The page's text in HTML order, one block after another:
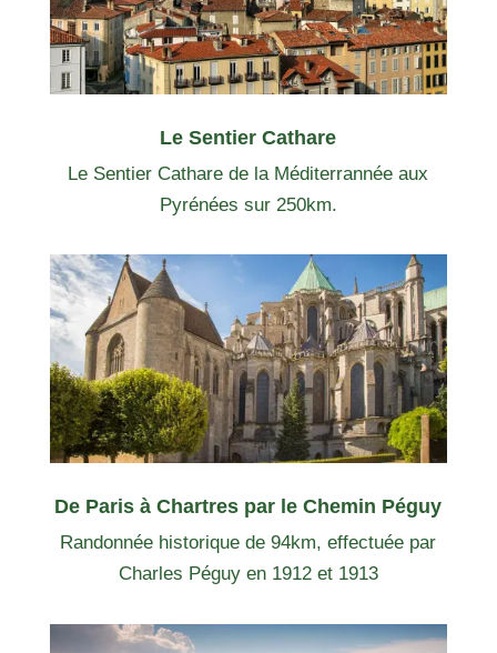
Le Sentier Cathare
Le Sentier Cathare de la Méditerrannée aux
Pyrénées sur 250km.
De Paris à Chartres par le Chemin Péguy
Randonnée historique de 94km, effectuée par
Charles Péguy en 1912 et 1913